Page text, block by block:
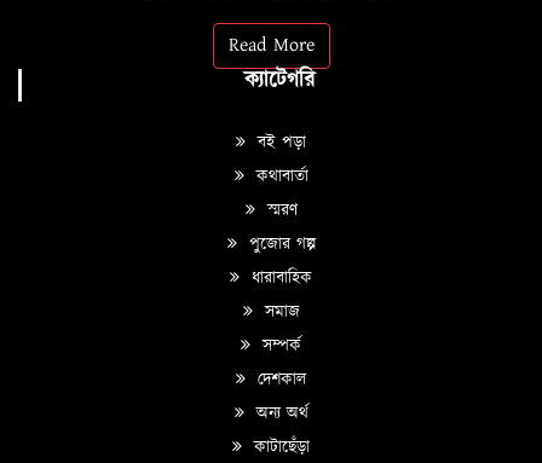
Read More
ক্যাটেগরি
বই পড়া
কথাবার্তা
স্মরণ
পুজোর গল্প
ধারাবাহিক
সমাজ
সম্পর্ক
দেশকাল
অন্য অর্থ
কাটাছেঁড়া